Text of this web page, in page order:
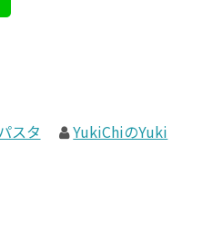
スタ YukiChiのYuki